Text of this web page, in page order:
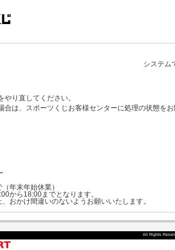
システム
り直してください。
合は、スポーツくじお客様センターに処理の状態を
年末年始休業）
から18:00までとなります。
おかけ間違いのないようお願いいたします。
All Rights